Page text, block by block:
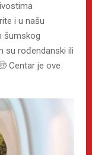
i u našu
šumskog
su rođendanski ili
Centar je ove